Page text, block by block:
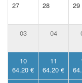
27
28 29
03 04
10
64.20 €
11
64.20 €